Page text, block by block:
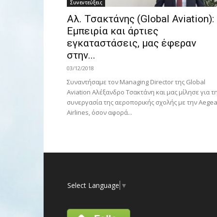
Συνεντεύξεις
Αλ. Τσακτάνης (Global Aviation):
Εμπειρία και άρτιες
εγκαταστάσεις, μας έφεραν
στην...
03/12/2018
Συναντήσαμε τον Managing Director της Global
Aviation Αλέξανδρο Τσακτάνη και μας μίλησε για
συνεργασία της αεροπορικής σχολής με την
Airlines, όσον αφορά...
Select Language ▼